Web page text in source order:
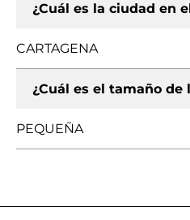
¿Cuál es la ciudad en
CARTAGENA
¿Cuál es el tamaño de
PEQUEÑA